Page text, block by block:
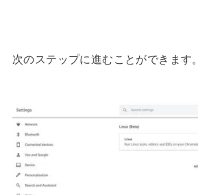
次のステップに進むことができます。
}